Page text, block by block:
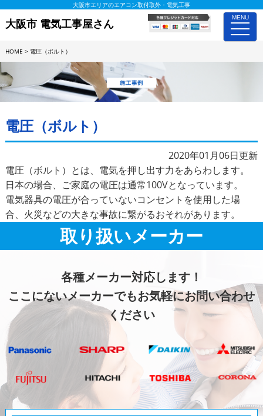
MENU
toggle
大阪市エリアのエアコン取付取外・電気工事
大阪市 電気工事屋さん
HOME > 電圧（ボルト）
電圧（ボルト）
2020年01月06日更新
電圧（ボルト）とは、電気を押し出す力をあらわします。
日本の場合、ご家庭の電圧は通常100Vとなっています。
電気器具の電圧が合っていないコンセントを使用した場
合、火災などの大きな事故に繋がるおそれがあります。
取り扱いメーカー
各種メーカー対応します！
ここにないメーカーでもお気軽にお問い合わせ
ください